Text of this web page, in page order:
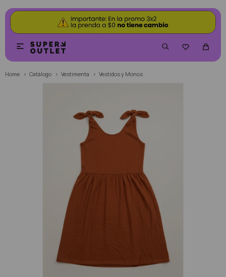


Home Catálogo Vestimenta Vestidos y Monos